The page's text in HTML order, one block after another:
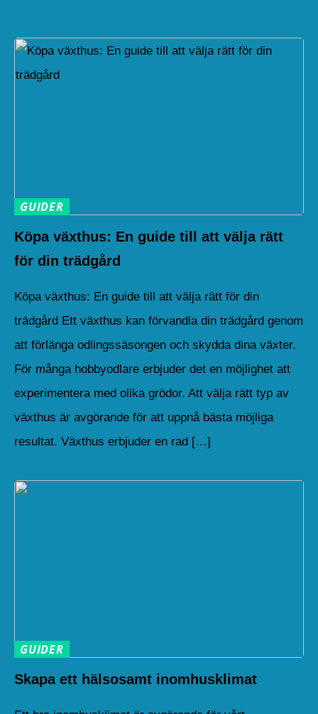
GUIDER
Köpa växthus: En guide till att välja rätt
för din trädgård
Köpa växthus: En guide till att välja rätt för din
trädgård Ett växthus kan förvandla din trädgård genom
att förlänga odlingssäsongen och skydda dina växter.
För många hobbyodlare erbjuder det en möjlighet att
experimentera med olika grödor. Att välja rätt typ av
växthus är avgörande för att uppnå bästa möjliga
resultat. Växthus erbjuder en rad […]
GUIDER
Skapa ett hälsosamt inomhusklimat